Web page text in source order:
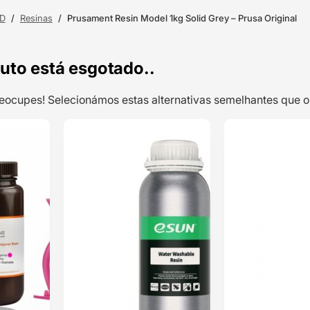
/ Resinas / Prusament Resin Model 1kg Solid Grey – Prusa Original
está esgotado..
Selecionámos estas alternativas semelhantes que
500g Resina
Impressão 3D
Magenta
(Lavável em
Classificado
em 5 com
base em
classificação
de cliente